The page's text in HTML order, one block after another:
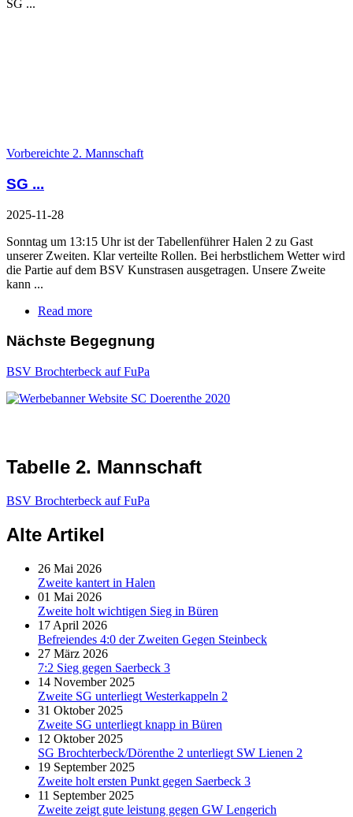
SG ...
Vorbereichte 2. Mannschaft
SG ...
2025-11-28
Sonntag um 13:15 Uhr ist der Tabellenführer Halen 2 zu Gast
unserer Zweiten. Klar verteilte Rollen. Bei herbstlichem Wetter wird
die Partie auf dem BSV Kunstrasen ausgetragen. Unsere Zweite
kann ...
Read more
Nächste Begegnung
BSV Brochterbeck auf FuPa
Tabelle 2. Mannschaft
BSV Brochterbeck auf FuPa
Alte Artikel
26 Mai 2026
Zweite kantert in Halen
01 Mai 2026
Zweite holt wichtigen Sieg in Büren
17 April 2026
Befreiendes 4:0 der Zweiten Gegen Steinbeck
27 März 2026
7:2 Sieg gegen Saerbeck 3
14 November 2025
Zweite SG unterliegt Westerkappeln 2
31 Oktober 2025
Zweite SG unterliegt knapp in Büren
12 Oktober 2025
SG Brochterbeck/Dörenthe 2 unterliegt SW Lienen 2
19 September 2025
Zweite holt ersten Punkt gegen Saerbeck 3
11 September 2025
Zweite zeigt gute leistung gegen GW Lengerich